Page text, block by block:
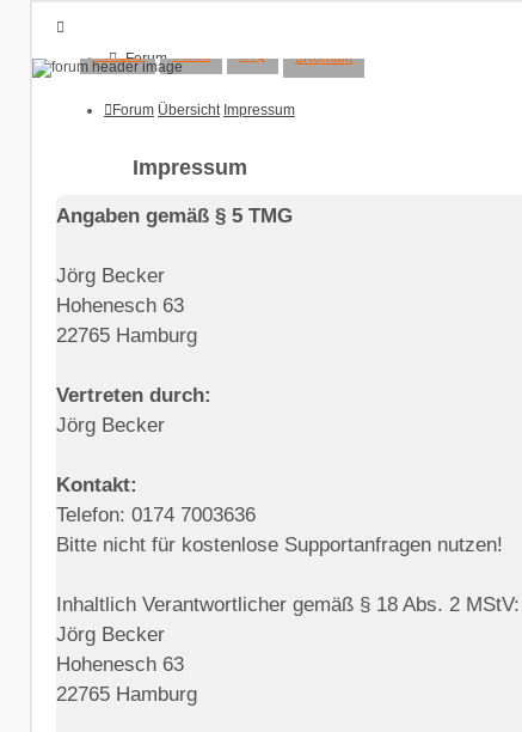
Forum
Übersicht
Kontakt
Registrieren
#GitLab Kontakt
Forum Übersicht Impressum
Impressum
Angaben gemäß § 5 TMG
Jörg Becker
Hohenesch 63
22765 Hamburg
Vertreten durch:
Jörg Becker
Kontakt:
Telefon: 0174 7003636
Bitte nicht für kostenlose Supportanfragen nutzen!
Inhaltlich Verantwortlicher gemäß § 18 Abs. 2 MStV:
Jörg Becker
Hohenesch 63
22765 Hamburg